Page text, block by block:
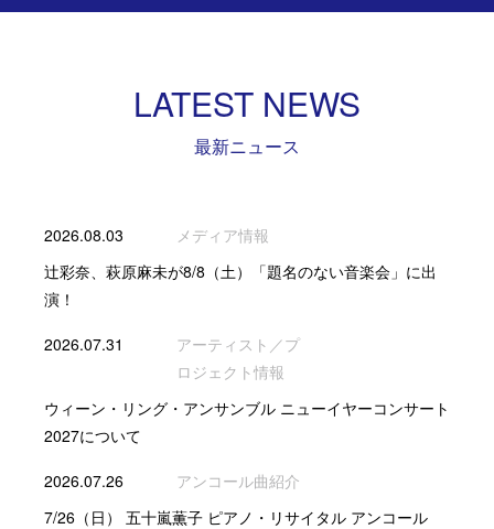
LATEST NEWS
最新ニュース
2026.08.03
メディア情報
辻彩奈、萩原麻未が8/8（土）「題名のない音楽会」に出
演！
2026.07.31
アーティスト／プ
ロジェクト情報
ウィーン・リング・アンサンブル ニューイヤーコンサート
2027について
2026.07.26
アンコール曲紹介
7/26（日） 五十嵐薫子 ピアノ・リサイタル アンコール